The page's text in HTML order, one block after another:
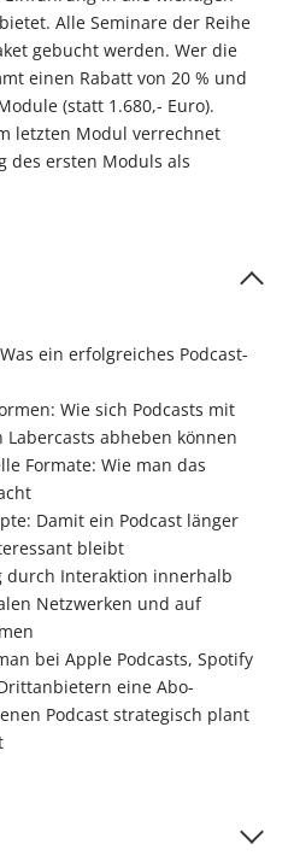
Alle Seminare der Reihe
gebucht werden. Wer die
einen Rabatt von 20 % und
(statt 1.680,- Euro).
letzten Modul verrechnet
des ersten Moduls als
ein erfolgreiches Podcast-
Wie sich Podcasts mit
Labercasts abheben können
Formate: Wie man das
Damit ein Podcast länger
bleibt
durch Interaktion innerhalb
Netzwerken und auf
bei Apple Podcasts, Spotify
eine Abo-
Podcast strategisch plant